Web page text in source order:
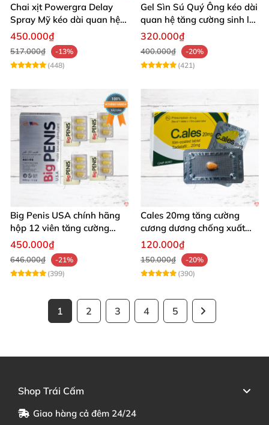
Chai xịt Powergra Delay
Spray Mỹ kéo dài quan hệ
tăng khoái cảm
450.000₫
517.000₫
-13%
(448)
Gel Sìn Sú Quý Ông kéo dài
quan hệ tăng cường sinh lý
nam
320.000₫
400.000₫
-20%
(421)
Big Penis USA chính hãng
hộp 12 viên tăng cường
sinh lý kéo dài cương dương
450.000₫
646.000₫
-21%
(399)
Cales 20mg tăng cường
cương dương chống xuất
tinh sớm bền lâu
120.000₫
150.000₫
-20%
(390)
1 2 3 4 5
Shop Trái Cấm
Giao hàng cả đêm 24/24